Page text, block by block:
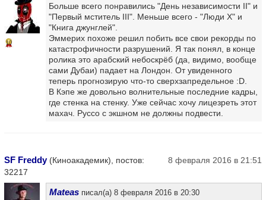
10
Больше всего понравились "День независимости II" и
"Первый мститель III". Меньше всего - "Люди Х" и
"Книга джунглей".
Эммерих похоже решил побить все свои рекорды по
катастрофичности разрушений. Я так понял, в конце
ролика это арабский небоскрёб (да, видимо, вообще
сами Дубаи) падает на Лондон. От увиденного
теперь прогнозирую что-то сверхзапредельное :D.
В Кэпе же довольно волнительные последние кадры,
где стенка на стенку. Уже сейчас хочу лицезреть этот
махач. Руссо с экшном не должны подвести.
SF Freddy(Киноакадемик), постов:
32217
8 февраля 2016 в 21:51
Mateas писал(а) 8 февраля 2016 в 20:30